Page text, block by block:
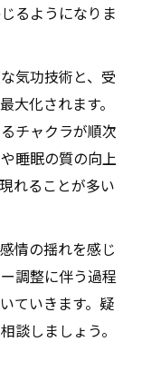
るようになりま
気功技術と、受
大化されます。
チャクラが順次
睡眠の質の向上
れることが多い
情の揺れを感じ
調整に伴う過程
ていきます。疑
談しましょう。